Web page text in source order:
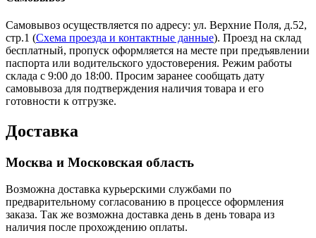
Самовывоз осуществляется по адресу: ул. Верхние Поля, д.52,
стр.1 (Схема проезда и контактные данные). Проезд на склад
бесплатный, пропуск оформляется на месте при предъявлении
паспорта или водительского удостоверения. Режим работы
склада с 9:00 до 18:00. Просим заранее сообщать дату
самовывоза для подтверждения наличия товара и его
готовности к отгрузке.
Доставка
Москва и Московская область
Возможна доставка курьерскими службами по
предварительному согласованию в процессе оформления
заказа. Так же возможна доставка день в день товара из
наличия после прохождению оплаты.